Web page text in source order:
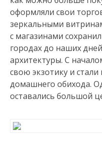
оформляли свои
зеркальными
с магазинами
городах до наших
архитектуры. С
свою экзотику и
домашнего обихода.
оставались большой